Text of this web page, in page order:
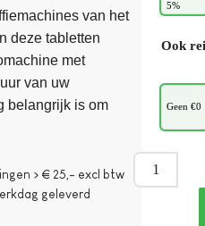
van het
deze tabletten
met
van uw
belangrijk is om
> € 25,- excl btw
geleverd
5%
Ook
Geen €0